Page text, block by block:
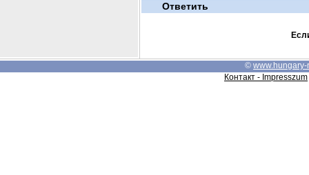
Ответить
© www.hungary-
Контакт - Impresszum